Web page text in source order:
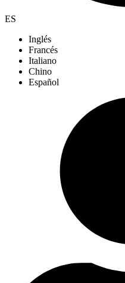
ES
Inglés
Francés
Italiano
Chino
Español